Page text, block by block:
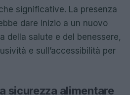
significative. La presenza
dare inizio a un nuovo
della salute e del benessere,
e sull’accessibilità per
sicurezza alimentare